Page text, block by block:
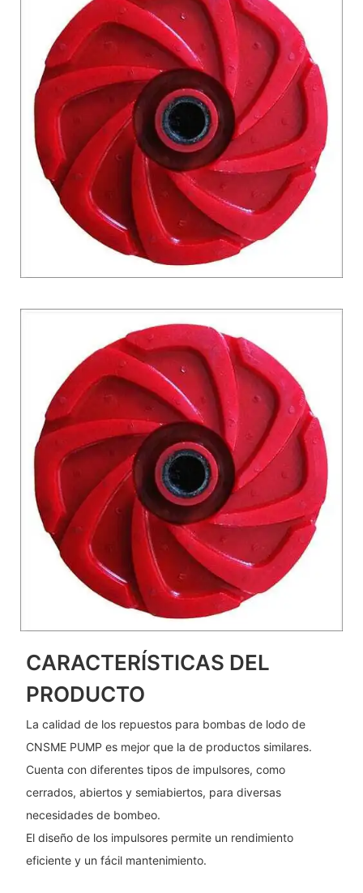
CARACTERÍSTICAS DEL
PRODUCTO
La calidad de los repuestos para bombas de lodo de
CNSME PUMP es mejor que la de productos similares.
Cuenta con diferentes tipos de impulsores, como
cerrados, abiertos y semiabiertos, para diversas
necesidades de bombeo.
El diseño de los impulsores permite un rendimiento
eficiente y un fácil mantenimiento.